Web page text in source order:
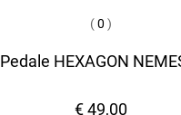
(0 )
Pedale HEXAGON
€ 49,00